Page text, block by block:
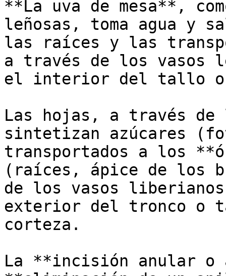
**La uva de mesa**,
leñosas, toma agua y
las raíces y las
a través de los vasos
el interior del tallo
Las hojas, a través
sintetizan azúcares
transportados a los
(raíces, ápice de los
de los vasos
exterior del tronco o
corteza.
La **incisión anular